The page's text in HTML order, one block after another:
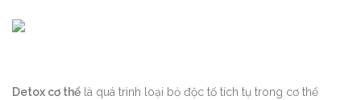
Detox cơ thể là quá trình loại bỏ độc tố tích tụ trong cơ thể